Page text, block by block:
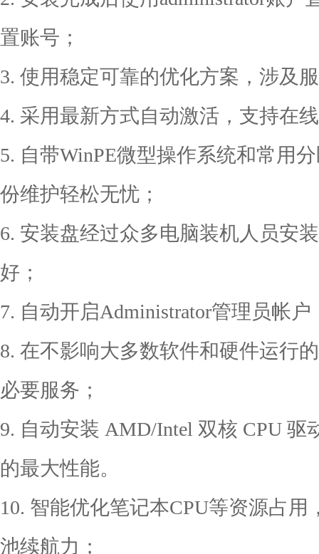
置账号；
3. 使用稳定可靠的优化方案，涉及
4. 采用最新方式自动激活，支持在
5. 自带WinPE微型操作系统和常用
份维护轻松无忧；
6. 安装盘经过众多电脑装机人员安
好；
7. 自动开启Administrator管理员帐
8. 在不影响大多数软件和硬件运行
必要服务；
9. 自动安装 AMD/Intel 双核 CPU
的最大性能。
10. 智能优化笔记本CPU等资源占
池续航力；